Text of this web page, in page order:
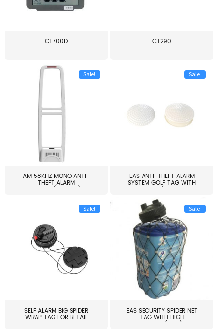
CT700D CT290
Sale!
AM 58KHZ MONO ANTI-
THEFT ALARM
SYSTEM(EAS003)
Sale!
EAS ANTI-THEFT ALARM
SYSTEM GOLF TAG WITH
PIN(H...
Sale!
SELF ALARM BIG SPIDER
WRAP TAG FOR RETAIL
Sale!
EAS SECURITY SPIDER NET
TAG WITH HIGH
QUALITY(S06)